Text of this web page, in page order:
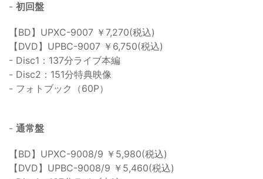
- 初回盤
【BD】UPXC-9007 ￥7,270(税込)
【DVD】UPBC-9007 ￥6,750(税込)
- Disc1：137分ライブ本編
- Disc2：151分特典映像
- フォトブック（60P）
- 通常盤
【BD】UPXC-9008/9 ￥5,980(税込)
【DVD】UPBC-9008/9 ￥5,460(税込)